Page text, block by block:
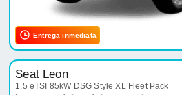
Entrega inmediata
Seat Leon
1.5 eTSI 85kW DSG Style XL Fleet Pack